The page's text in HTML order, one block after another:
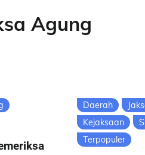
Agung
Daerah
Kejaksaan
Terpopuler